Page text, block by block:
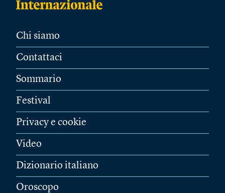
Chi siamo
Contattaci
Sommario
Festival
Privacy e cookie
Video
Dizionario italiano
Oroscopo